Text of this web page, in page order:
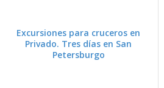
VER
Excursiones para cruceros en
Privado. Tres días en San
Petersburgo